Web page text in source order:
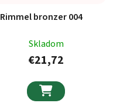
Rimmel bronzer 004
Skladom
€21,72
